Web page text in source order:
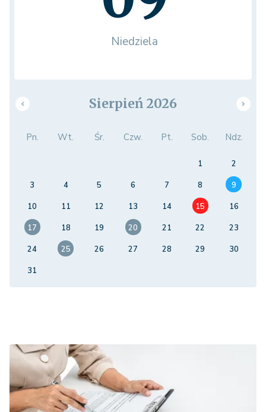
Niedziela
Sierpień 2026
Pn. Wt. Śr. Czw. Pt. Sob. Ndz.
1
2
3
4 5 6 7 8
9
10
11 12 13 14 15
16
17
18 19 20 21 22
23
24
25 26 27 28 29
30
31